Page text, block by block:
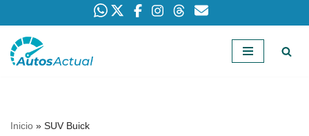
Saltar
Inicio » SUV Buick